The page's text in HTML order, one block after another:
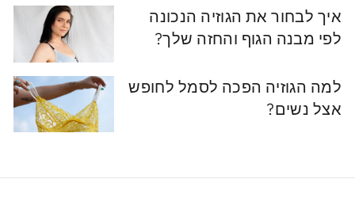
איך לבחור את הגוזיה הנכונה
לפי מבנה הגוף והחזה שלך?
למה הגוזיה הפכה לסמל לחופש
אצל נשים?